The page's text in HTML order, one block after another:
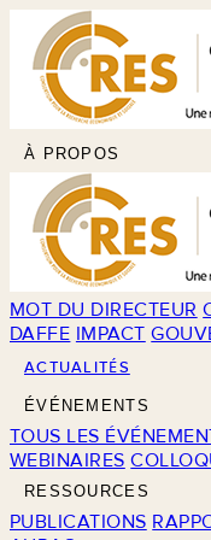
À PROPOS
MOT DU DIRECTEUR
DAFFE IMPACT
ACTUALITÉS
ÉVÉNEMENTS
TOUS LES
WEBINAIRES
RESSOURCES
PUBLICATIONS